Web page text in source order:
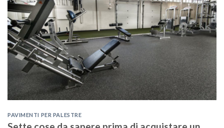
PAVIMENTI PER PALESTRE